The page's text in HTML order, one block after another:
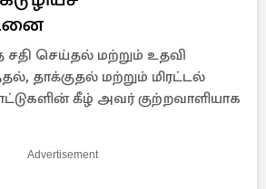
செய்தல் மற்றும் உதவி
தாக்குதல் மற்றும் மிரட்டல்
கீழ் அவர் குற்றவாளியாக
Advertisement